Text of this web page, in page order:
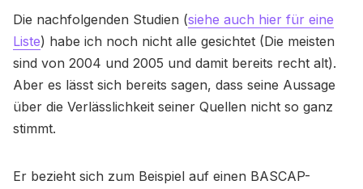
Die nachfolgenden Studien (siehe auch hier für eine
Liste) habe ich noch nicht alle gesichtet (Die meisten
sind von 2004 und 2005 und damit bereits recht alt).
Aber es lässt sich bereits sagen, dass seine Aussage
über die Verlässlichkeit seiner Quellen nicht so ganz
stimmt.
Er bezieht sich zum Beispiel auf einen BASCAP-